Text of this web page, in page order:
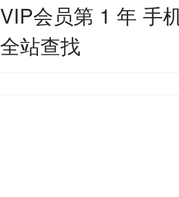
VIP会员第 1 年 手
全站查找